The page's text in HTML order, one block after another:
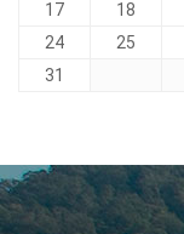
17
18
24
25
31